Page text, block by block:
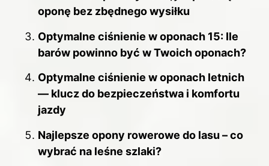
k
oponę bez zbędnego wysiłku
Optymalne ciśnienie w oponach 15: Ile
barów powinno być w Twoich oponach?
Optymalne ciśnienie w oponach letnich
— klucz do bezpieczeństwa i komfortu
jazdy
Najlepsze opony rowerowe do lasu – co
wybrać na leśne szlaki?